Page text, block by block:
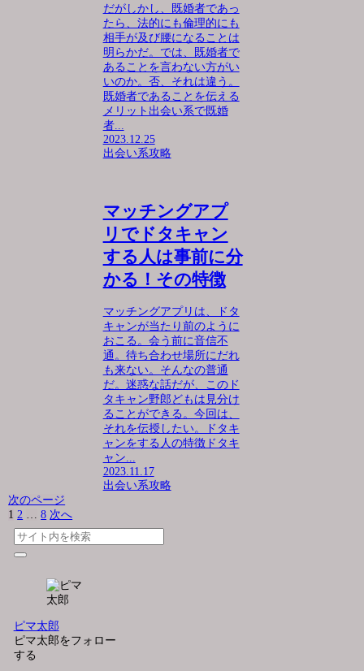
だがしかし、既婚者であっ
たら、法的にも倫理的にも
相手が及び腰になることは
明らかだ。では、既婚者で
あることを言わない方がい
いのか。否、それは違う。
既婚者であることを伝える
メリット出会い系で既婚
者...
2023.12.25
出会い系攻略
マッチングアプ
リでドタキャン
する人は事前に分
かる！その特徴
マッチングアプリは、ドタ
キャンが当たり前のように
おこる。会う前に音信不
通。待ち合わせ場所にだれ
も来ない。そんなの普通
だ。迷惑な話だが、このド
タキャン野郎どもは見分け
ることができる。今回は、
それを伝授したい。ドタキ
ャンをする人の特徴ドタキ
ャン...
2023.11.17
出会い系攻略
次のページ
1 2 … 8 次へ
ピマ太郎
ピマ太郎をフォロー
する